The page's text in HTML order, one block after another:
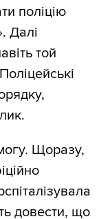
поліцію
Далі
той
Щоразу,
довести, що